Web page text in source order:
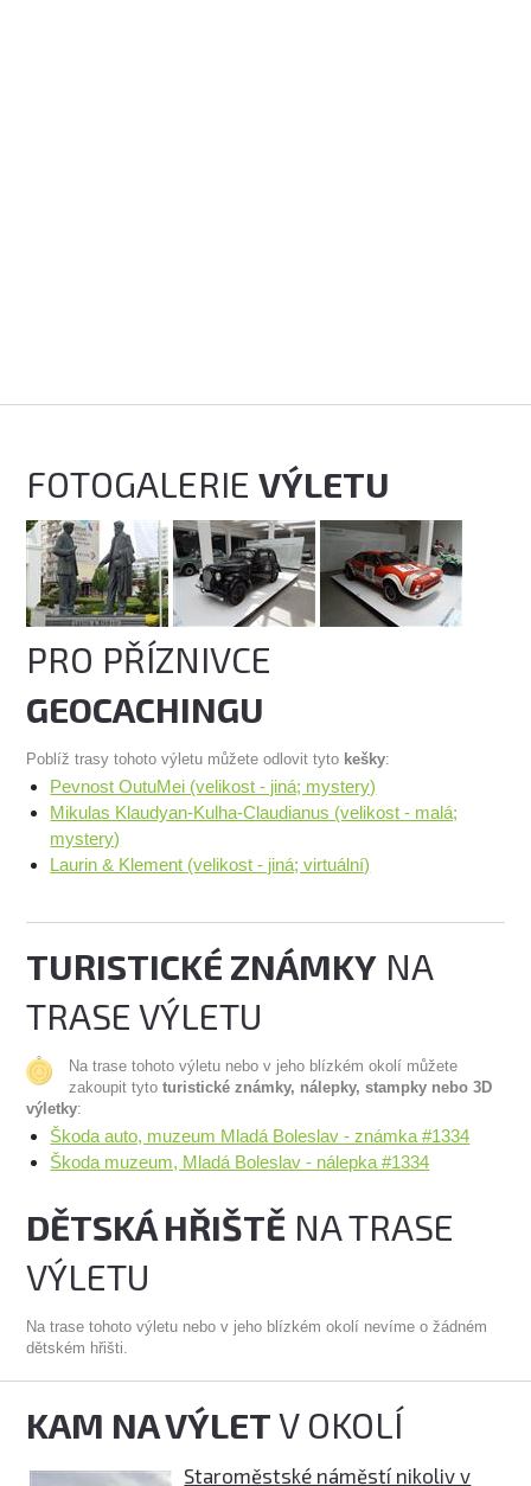
FOTOGALERIEVÝLETU
PRO PŘÍZNIVCE
GEOCACHINGU
Poblíž trasy tohoto výletu můžete odlovit tyto kešky:
Pevnost OutuMei (velikost - jiná; mystery)
Mikulas Klaudyan-Kulha-Claudianus (velikost - malá;
mystery)
Laurin & Klement (velikost - jiná; virtuální)
TURISTICKÉ ZNÁMKY NA
TRASE VÝLETU
Na trase tohoto výletu nebo v jeho blízkém okolí můžete
zakoupit tytoturistické známky, nálepky, stampky nebo 3D
výletky:
Škoda auto, muzeum Mladá Boleslav - známka #1334
Škoda muzeum, Mladá Boleslav - nálepka #1334
DĚTSKÁ HŘIŠTĚ NA TRASE
VÝLETU
Na trase tohoto výletu nebo v jeho blízkém okolí nevíme o žádném
dětském hřišti.
KAM NA VÝLETV OKOLÍ
Staroměstské náměstí nikoliv v